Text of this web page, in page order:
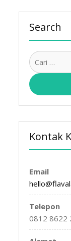
Search
Kontak
Email
Telepon
0812 8622